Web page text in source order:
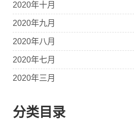
2020年十月
2020年九月
2020年八月
2020年七月
2020年三月
分类目录